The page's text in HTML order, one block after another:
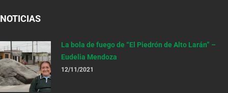
NOTICIAS
La bola de fuego de “El Piedrón de Alto Larán” –
Eudelia Mendoza
12/11/2021